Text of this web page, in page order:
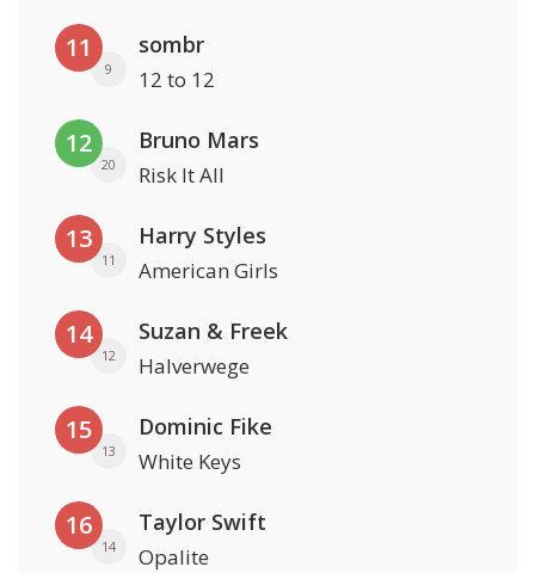
11
9
sombr
12 to 12
12
20
Bruno Mars
Risk It All
13
11
Harry Styles
American Girls
14
12
Suzan & Freek
Halverwege
15
13
Dominic Fike
White Keys
16
14
Taylor Swift
Opalite